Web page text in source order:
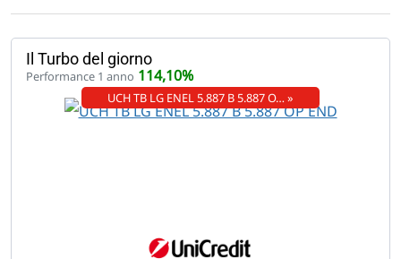
Il Turbo del giorno
Performance 1 anno 114,10%
UCH TB LG ENEL 5.887 B 5.887 O… »